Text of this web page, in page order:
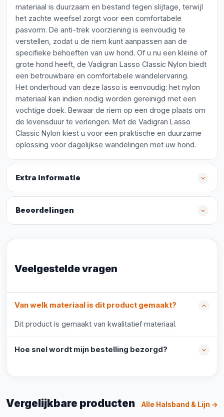
materiaal is duurzaam en bestand tegen slijtage, terwijl
het zachte weefsel zorgt voor een comfortabele
pasvorm. De anti-trek voorziening is eenvoudig te
verstellen, zodat u de riem kunt aanpassen aan de
specifieke behoeften van uw hond. Of u nu een kleine of
grote hond heeft, de Vadigran Lasso Classic Nylon biedt
een betrouwbare en comfortabele wandelervaring.
Het onderhoud van deze lasso is eenvoudig: het nylon
materiaal kan indien nodig worden gereinigd met een
vochtige doek. Bewaar de riem op een droge plaats om
de levensduur te verlengen. Met de Vadigran Lasso
Classic Nylon kiest u voor een praktische en duurzame
oplossing voor dagelijkse wandelingen met uw hond.
Extra informatie
Beoordelingen
Veelgestelde vragen
Van welk materiaal is dit product gemaakt?
Dit product is gemaakt van kwalitatief materiaal.
Hoe snel wordt mijn bestelling bezorgd?
Vergelijkbare producten Alle Halsband & Lijn →